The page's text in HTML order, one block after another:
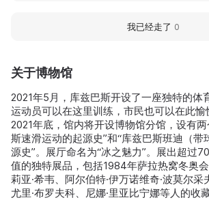
关于博物馆
2021年5月，库兹巴斯开设了一座独特的体
运动员可以在这里训练，市民也可以在此愉
2021年底，馆内将开设博物馆分馆，设有
斯速滑运动的起源史”和“库兹巴斯班迪（带
源史”。展厅命名为“冰之魅力”。展出超过
值的独特展品，包括1984年萨拉热窝冬奥
莉亚·希韦、阿尔伯特·伊万诺维奇·波莫尔采
尤里·布罗夫科、尼娜·里亚比宁娜等人的收藏
我已经走了 0